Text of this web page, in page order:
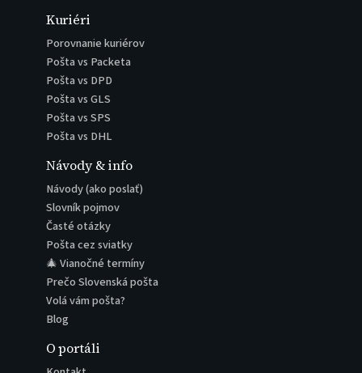
Kuriéri
Porovnanie kuriérov
Pošta vs Packeta
Pošta vs DPD
Pošta vs GLS
Pošta vs SPS
Pošta vs DHL
Návody & info
Návody (ako poslať)
Slovník pojmov
Časté otázky
Pošta cez sviatky
🎄 Vianočné termíny
Prečo Slovenská pošta
Volá vám pošta?
Blog
O portáli